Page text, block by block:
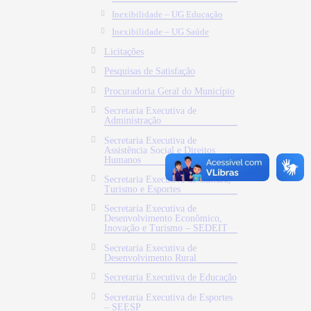
Inexibilidade – UG Educação
Inexibilidade – UG Saúde
Licitações
Pesquisas de Satisfação
Procuradoria Geral do Município
Secretaria Executiva de
Administração
Secretaria Executiva de
Assistência Social e Direitos
Humanos
Secretaria Executiva de Cultura,
Turismo e Esportes
Secretaria Executiva de
Desenvolvimento Econômico,
Inovação e Turismo – SEDEIT
Secretaria Executiva de
Desenvolvimento Rural
Secretaria Executiva de Educação
Secretaria Executiva de Esportes
– SEESP